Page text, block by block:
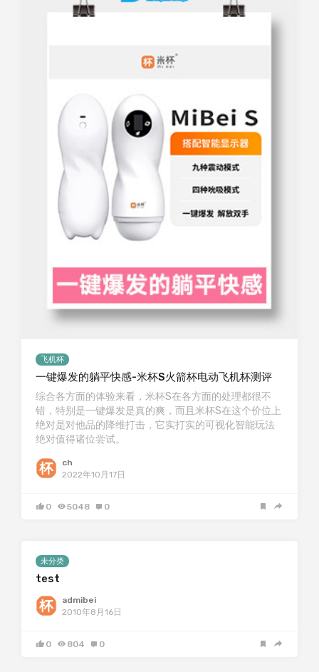
飞机杯
一键爆发的躺平快感-米杯S火箭杯电动飞机杯测评
综合各方面的体验来看，米杯S在各方面的处理都很不
错，特别是一键爆发是真的爽，而且米杯S在这个价位上
绝对是对他品的降维打击，它实打实的可视化智能玩法
绝对值得诸位尝试。
ch
2022年10月17日
0 5048 0
未分类
test
admibei
2010年8月16日
0 804 0